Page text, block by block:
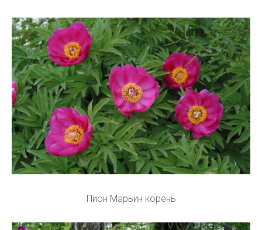
Пион Марьин корень